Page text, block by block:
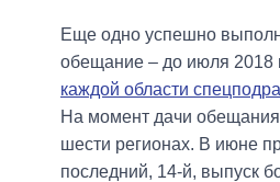
Еще одно успешно
обещание – до июля 2018
каждой области
На момент дачи
шести регионах. В июне
последний, 14-й, выпуск